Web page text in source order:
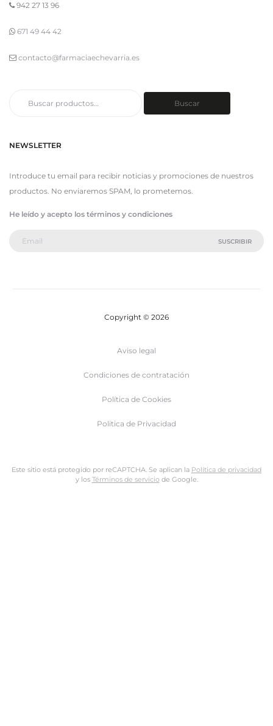
942 27 13 96
671 49 44 42
contacto@farmaciaechevarria.es
Buscar
NEWSLETTER
Introduce tu email para recibir noticias y promociones de nuestros
productos. No enviaremos SPAM, lo prometemos.
He leído y acepto los términos y condiciones
Copyright © 2026
Aviso legal
Condiciones de contratación
Política de Cookies
Politica de Privacidad
Este sitio está protegido por reCAPTCHA. Se aplican la Política de privacidad
y los Términos de serviciode Google.